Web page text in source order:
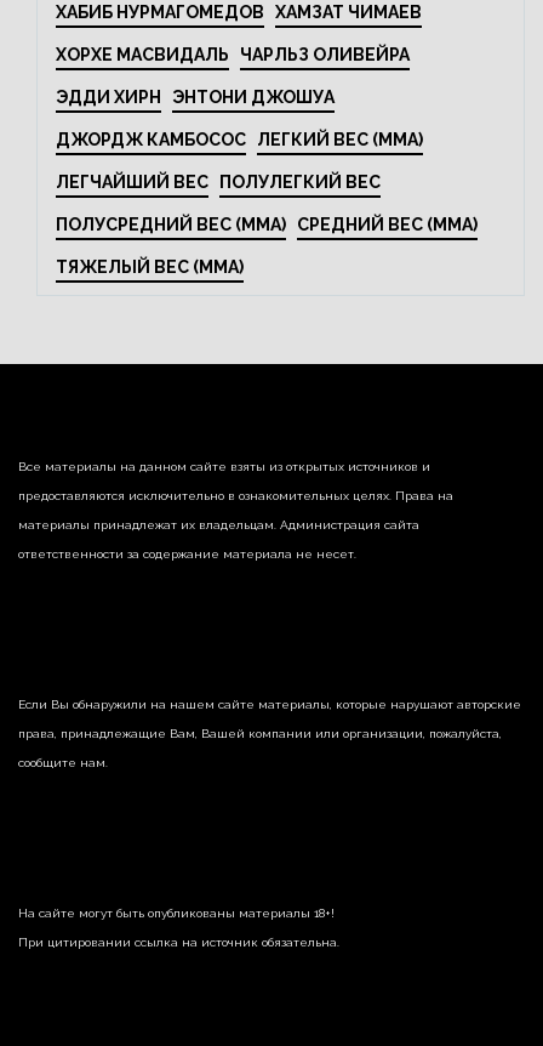
ХАБИБ НУРМАГОМЕДОВ ХАМЗАТ ЧИМАЕВ
ХОРХЕ МАСВИДАЛЬ ЧАРЛЬЗ ОЛИВЕЙРА
ЭДДИ ХИРН ЭНТОНИ ДЖОШУА
ДЖОРДЖ КАМБОСОС ЛЕГКИЙ ВЕС (MMA)
ЛЕГЧАЙШИЙ ВЕС ПОЛУЛЕГКИЙ ВЕС
ПОЛУСРЕДНИЙ ВЕС (MMA) СРЕДНИЙ ВЕС (MMA)
ТЯЖЕЛЫЙ ВЕС (MMA)
Все материалы на данном сайте взяты из открытых источников и
предоставляются исключительно в ознакомительных целях. Права на
материалы принадлежат их владельцам. Администрация сайта
ответственности за содержание материала не несет.
Если Вы обнаружили на нашем сайте материалы, которые нарушают авторские
права, принадлежащие Вам, Вашей компании или организации, пожалуйста,
сообщите нам.
На сайте могут быть опубликованы материалы 18+!
При цитировании ссылка на источник обязательна.